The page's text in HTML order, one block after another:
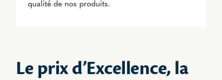
qualité de nos produits.
Le prix d’Excellence, la